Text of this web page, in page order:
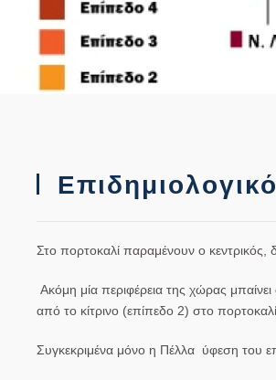
Στο πορτοκαλί παραμένουν ο κεντρικός,
Ακόμη μία περιφέρεια της χώρας
από το κίτρινο (επίπεδο 2) στο
Συγκεκριμένα μόνο η Πέλλα ύφεση του